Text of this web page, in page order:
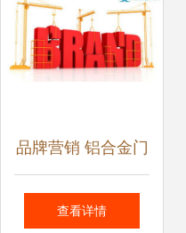
品牌营销 铝合金门
窗加盟厂家盈利的
查看详情